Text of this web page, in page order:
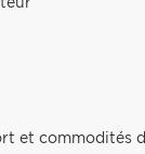
et commodités